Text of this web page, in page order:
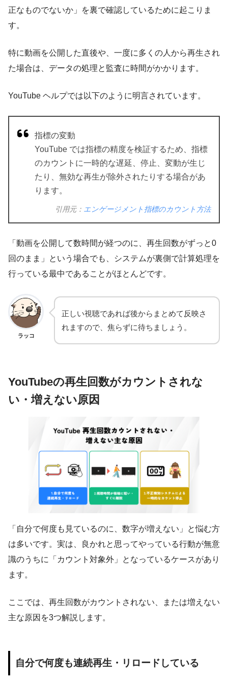
正なものでないか」を裏で確認しているために起こりま
す。
特に動画を公開した直後や、一度に多くの人から再生され
た場合は、データの処理と監査に時間がかかります。
YouTube ヘルプでは以下のように明言されています。
指標の変動
YouTube では指標の精度を検証するため、指標
のカウントに一時的な遅延、停止、変動が生じ
たり、無効な再生が除外されたりする場合があ
ります。
引用元： エンゲージメント指標のカウント方法
「動画を公開して数時間が経つのに、再生回数がずっと0
回のまま」という場合でも、システムが裏側で計算処理を
行っている最中であることがほとんどです。
ラッコ
正しい視聴であれば後からまとめて反映さ
れますので、焦らずに待ちましょう。
YouTubeの再生回数がカウントされな
い・増えない原因
「自分で何度も見ているのに、数字が増えない」と悩む方
は多いです。実は、良かれと思ってやっている行動が無意
識のうちに「カウント対象外」となっているケースがあり
ます。
ここでは、再生回数がカウントされない、または増えない
主な原因を3つ解説します。
自分で何度も連続再生・リロードしている